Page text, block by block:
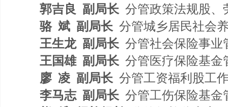
郭吉良 副局长 分管政策法规股、
骆 斌 副局长 分管城乡居民社会
王生龙 副局长 分管社会保险事业
王国雄 副局长 分管医疗保险基金
廖 凌 副局长 分管工资福利股工
李马志 副局长 分管工伤保险基金